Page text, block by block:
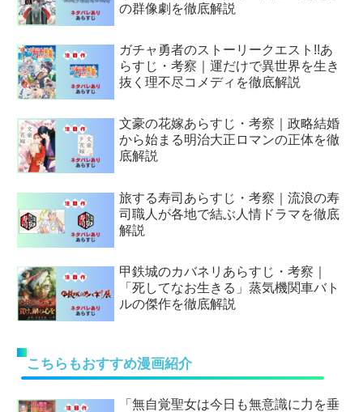
の群像劇を徹底解説
ガチャ勇者のストーリークエスト!!あ
らすじ・考察｜運だけで異世界を生き
抜く理不尽コメディを徹底解説
文豪の花嫁あらすじ・考察｜政略結婚
から始まる明治大正ロマンの正体を徹
底解説
旅する寿司あらすじ・考察｜流浪の寿
司職人が各地で結ぶ人情ドラマを徹底
解説
甲鉄城のカバネリあらすじ・考察｜
「死してなお生きる」蒸気機関車バト
ルの傑作を徹底解説
こちらもおすすめ漫画紹介
「無自覚聖女は今日も無意識に力を垂